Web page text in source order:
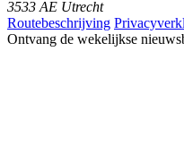
3533 AE Utrecht
Routebeschrijving
Ontvang de wekelijkse